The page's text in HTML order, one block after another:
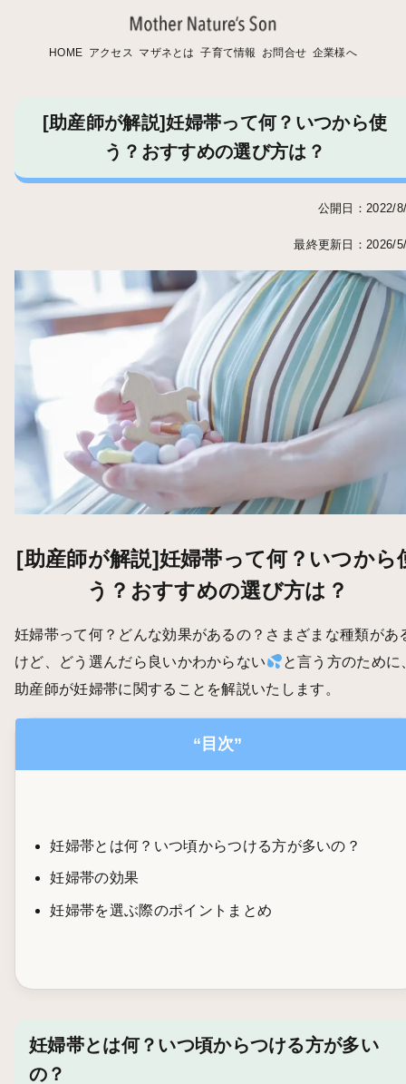
HOME アクセス マザネとは 子育て情報 お問合せ 企業様へ
[助産師が解説]妊婦帯って何？いつから使
う？おすすめの選び方は？
公開日：2022/
最終更新日：2026/
[助産師が解説]妊婦帯って何？いつから
う？おすすめの選び方は？
妊婦帯って何？どんな効果があるの？さまざまな種類があ
けど、どう選んだら良いかわからない
と言う方のために
助産師が妊婦帯に関することを解説いたします。
“目次”
妊婦帯とは何？いつ頃からつける方が多いの？
妊婦帯の効果
妊婦帯を選ぶ際のポイントまとめ
妊婦帯とは何？いつ頃からつける方が多い
の？